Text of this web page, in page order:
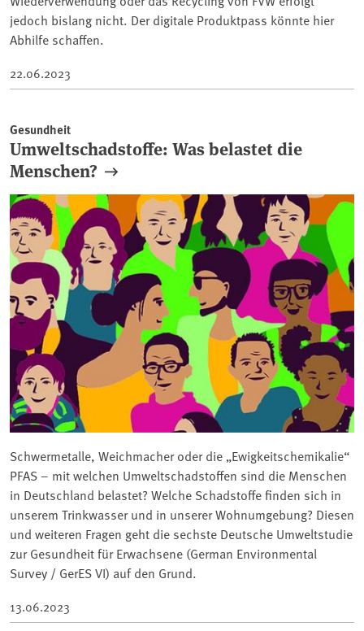
jedoch bislang nicht. Der digitale Produktpass könnte hier
Abhilfe schaffen.
22.06.2023
Gesundheit
Umweltschadstoffe: Was belastet die
Menschen?
Schwermetalle, Weichmacher oder die „Ewigkeitschemikalie“
PFAS – mit welchen Umweltschadstoffen sind die Menschen
in Deutschland belastet? Welche Schadstoffe finden sich in
unserem Trinkwasser und in unserer Wohnumgebung? Diesen
und weiteren Fragen geht die sechste Deutsche Umweltstudie
zur Gesundheit für Erwachsene (German Environmental
Survey / GerES VI) auf den Grund.
13.06.2023